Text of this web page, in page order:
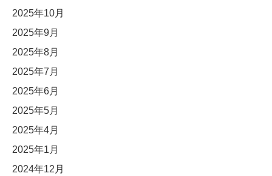
2025年10月
2025年9月
2025年8月
2025年7月
2025年6月
2025年5月
2025年4月
2025年1月
2024年12月